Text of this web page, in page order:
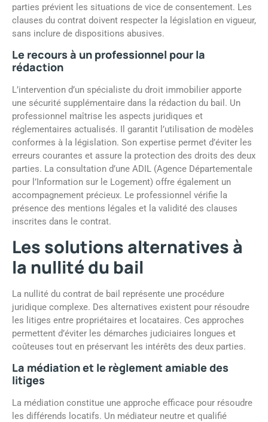
parties prévient les situations de vice de consentement. Les
clauses du contrat doivent respecter la législation en vigueur,
sans inclure de dispositions abusives.
Le recours à un professionnel pour la
rédaction
L’intervention d’un spécialiste du droit immobilier apporte
une sécurité supplémentaire dans la rédaction du bail. Un
professionnel maîtrise les aspects juridiques et
réglementaires actualisés. Il garantit l’utilisation de modèles
conformes à la législation. Son expertise permet d’éviter les
erreurs courantes et assure la protection des droits des deux
parties. La consultation d’une ADIL (Agence Départementale
pour l’Information sur le Logement) offre également un
accompagnement précieux. Le professionnel vérifie la
présence des mentions légales et la validité des clauses
inscrites dans le contrat.
Les solutions alternatives à
la nullité du bail
La nullité du contrat de bail représente une procédure
juridique complexe. Des alternatives existent pour résoudre
les litiges entre propriétaires et locataires. Ces approches
permettent d’éviter les démarches judiciaires longues et
coûteuses tout en préservant les intérêts des deux parties.
La médiation et le règlement amiable des
litiges
La médiation constitue une approche efficace pour résoudre
les différends locatifs. Un médiateur neutre et qualifié